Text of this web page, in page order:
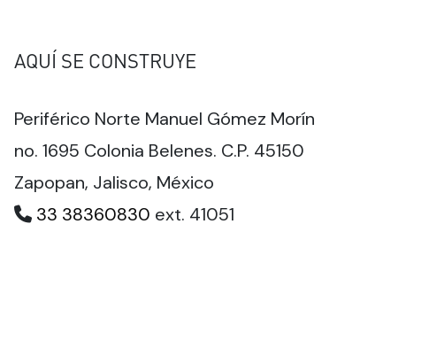
AQUÍ SE CONSTRUYE
Periférico Norte Manuel Gómez Morín
no. 1695 Colonia Belenes. C.P. 45150
Zapopan, Jalisco, México
33 38360830 ext. 41051